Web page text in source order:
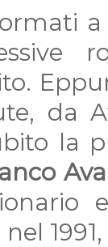
a
da
la